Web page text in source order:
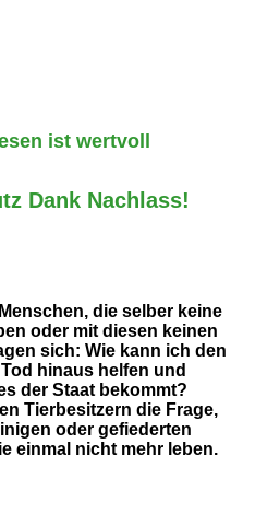
ist wertvoll
Dank Nachlass!
die selber keine
oder mit diesen keinen
sich: Wie kann ich den
hinaus helfen und
der Staat bekommt?
Tierbesitzern die Frage,
oder gefiederten
einmal nicht mehr leben.